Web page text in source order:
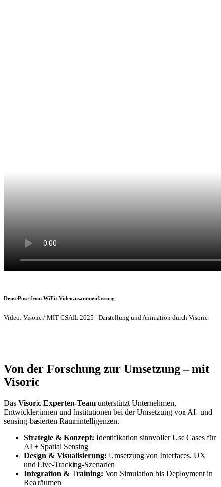
DensePose from WiFi: Videozusammenfassung
Video: Visoric / MIT CSAIL 2025 | Darstellung und Animation durch Visoric
Von der Forschung zur Umsetzung – mit
Visoric
Das Visoric Experten-Team unterstützt Unternehmen,
Entwickler:innen und Institutionen bei der Umsetzung von AI- und
sensing-basierten Raumintelligenzen.
Strategie & Konzept: Identifikation sinnvoller Use Cases für
AI + Spatial Sensing
Design & Visualisierung: Umsetzung von Interfaces, UX
und Live-Tracking-Szenarien
Integration & Training: Von Simulation bis Deployment in
Realräumen